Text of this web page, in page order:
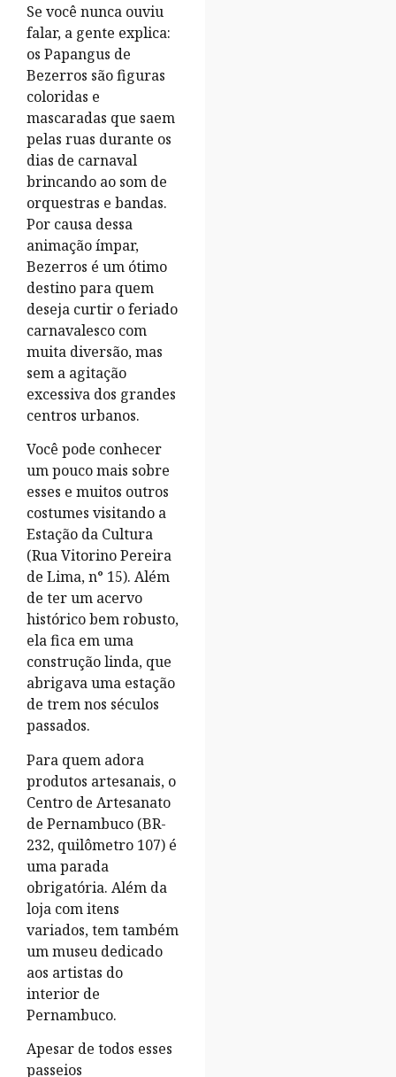
Se você nunca ouviu
falar, a gente explica:
os Papangus de
Bezerros são figuras
coloridas e
mascaradas que saem
pelas ruas durante os
dias de carnaval
brincando ao som de
orquestras e bandas.
Por causa dessa
animação ímpar,
Bezerros é um ótimo
destino para quem
deseja curtir o feriado
carnavalesco com
muita diversão, mas
sem a agitação
excessiva dos grandes
centros urbanos.
Você pode conhecer
um pouco mais sobre
esses e muitos outros
costumes visitando a
Estação da Cultura
(Rua Vitorino Pereira
de Lima, n° 15). Além
de ter um acervo
histórico bem robusto,
ela fica em uma
construção linda, que
abrigava uma estação
de trem nos séculos
passados.
Para quem adora
produtos artesanais, o
Centro de Artesanato
de Pernambuco (BR-
232, quilômetro 107) é
uma parada
obrigatória. Além da
loja com itens
variados, tem também
um museu dedicado
aos artistas do
interior de
Pernambuco.
Apesar de todos esses
passeios